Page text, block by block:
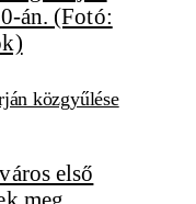
közgyűlése